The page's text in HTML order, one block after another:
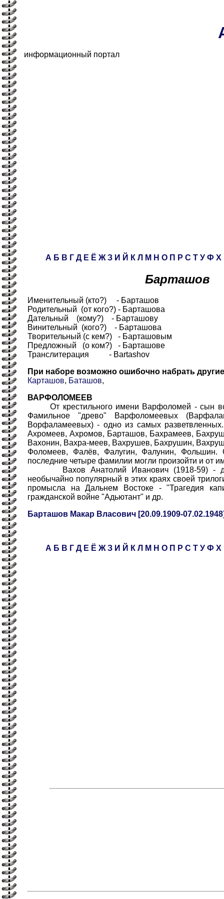
информационный портал
А Б В Г Д Е Ё Ж З И Й К Л М Н О П Р С Т У Ф Х
Барташов
Именительный (кто?) - Барташов
Родительный (от кого?) - Барташова
Дательный (кому?) - Барташову
Винительный (кого?) - Барташова
Творительный (с кем?) - Барташовым
Предложный (о ком?) - Барташове
Транслитерация - Bartashov
При наборе возможно ошибочно набрать
Карташов, Баташов,
ВАРФОЛОМЕЕВ
От крестильного имени Варфоломей - сын
Фамильное "древо" Варфоломеевых
Ворфаламеевых) - одно из самых
Ахромеев, Ахромов, Барташов, Бахрамеев,
Вахонин, Вахра-меев, Вахрушев, Бахрушин,
Фоломеев, Фалёв, Фалугин, Фалунин, Фольшин.
последние четыре фамилии могли произойти и от
Вахов Анатолий Иванович (1918-59) -
необычайно популярный в этих краях своей
промысла на Дальнем Востоке - "Трагедия
гражданской войне "Адьютант" и др.
Барташов Макар Власович [20.09.1909-
А Б В Г Д Е Ё Ж З И Й К Л М Н О П Р С Т У Ф Х